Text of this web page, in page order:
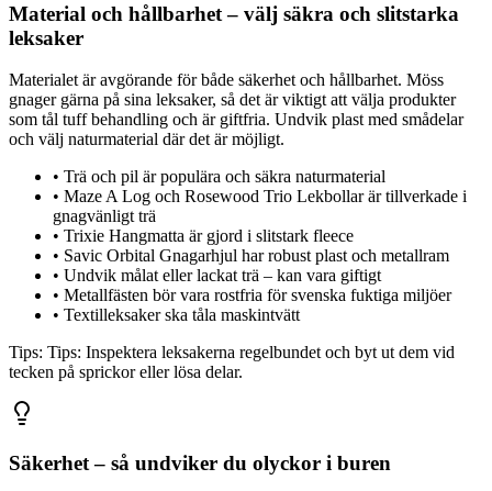
Material och hållbarhet – välj säkra och slitstarka
leksaker
Materialet är avgörande för både säkerhet och hållbarhet. Möss
gnager gärna på sina leksaker, så det är viktigt att välja produkter
som tål tuff behandling och är giftfria. Undvik plast med smådelar
och välj naturmaterial där det är möjligt.
• Trä och pil är populära och säkra naturmaterial
• Maze A Log och Rosewood Trio Lekbollar är tillverkade i
gnagvänligt trä
• Trixie Hangmatta är gjord i slitstark fleece
• Savic Orbital Gnagarhjul har robust plast och metallram
• Undvik målat eller lackat trä – kan vara giftigt
• Metallfästen bör vara rostfria för svenska fuktiga miljöer
• Textilleksaker ska tåla maskintvätt
Tips: Tips: Inspektera leksakerna regelbundet och byt ut dem vid
tecken på sprickor eller lösa delar.
Säkerhet – så undviker du olyckor i buren